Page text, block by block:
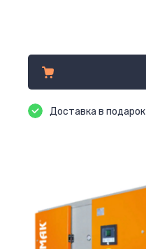
Доставка в подарок